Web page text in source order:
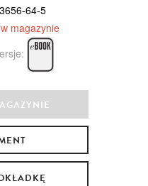
64-5
magazynie